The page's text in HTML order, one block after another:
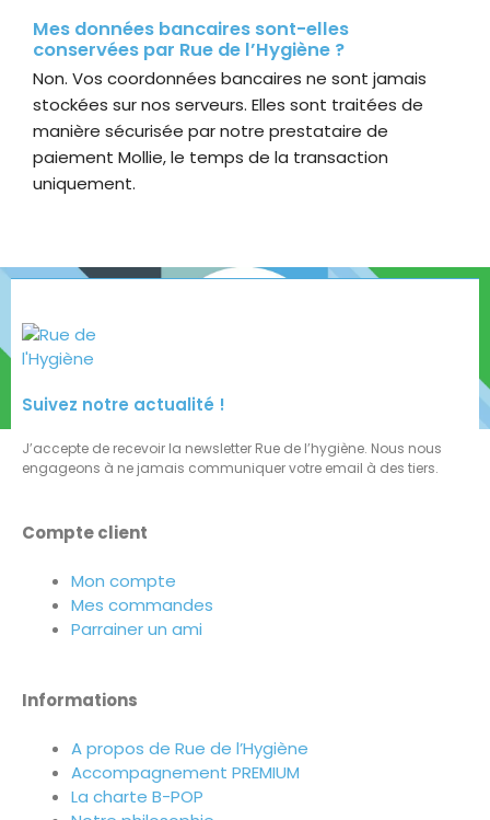
Mes données bancaires sont-elles
conservées par Rue de l’Hygiène ?
Non. Vos coordonnées bancaires ne sont jamais
stockées sur nos serveurs. Elles sont traitées de
manière sécurisée par notre prestataire de
paiement Mollie, le temps de la transaction
uniquement.
Suivez notre actualité !
J’accepte de recevoir la newsletter Rue de l’hygiène. Nous nous
engageons à ne jamais communiquer votre email à des tiers.
Compte client
Mon compte
Mes commandes
Parrainer un ami
Informations
A propos de Rue de l’Hygiène
Accompagnement PREMIUM
La charte B-POP